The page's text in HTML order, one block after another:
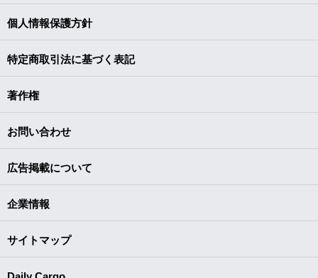
個人情報保護方針
特定商取引法に基づく表記
著作権
お問い合わせ
広告掲載について
企業情報
サイトマップ